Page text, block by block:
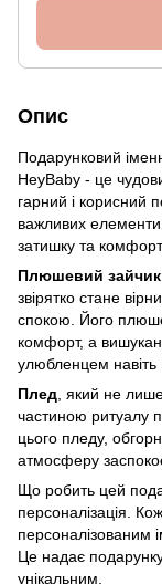
Опис
Подарунковий
HeyBaby - це
гарний і корисний
важливих
затишку та
Плюшевий зайчик
звірятко стане
спокою. Його
комфорт, а
улюбленцем навіть
Плед , який не
частиною ритуалу
цього пледу,
атмосферу
Що робить цей
персоналізація.
персоналізованим
Це надає
унікальним.